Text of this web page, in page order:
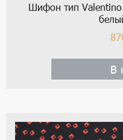
Шифон тип Valentino
В